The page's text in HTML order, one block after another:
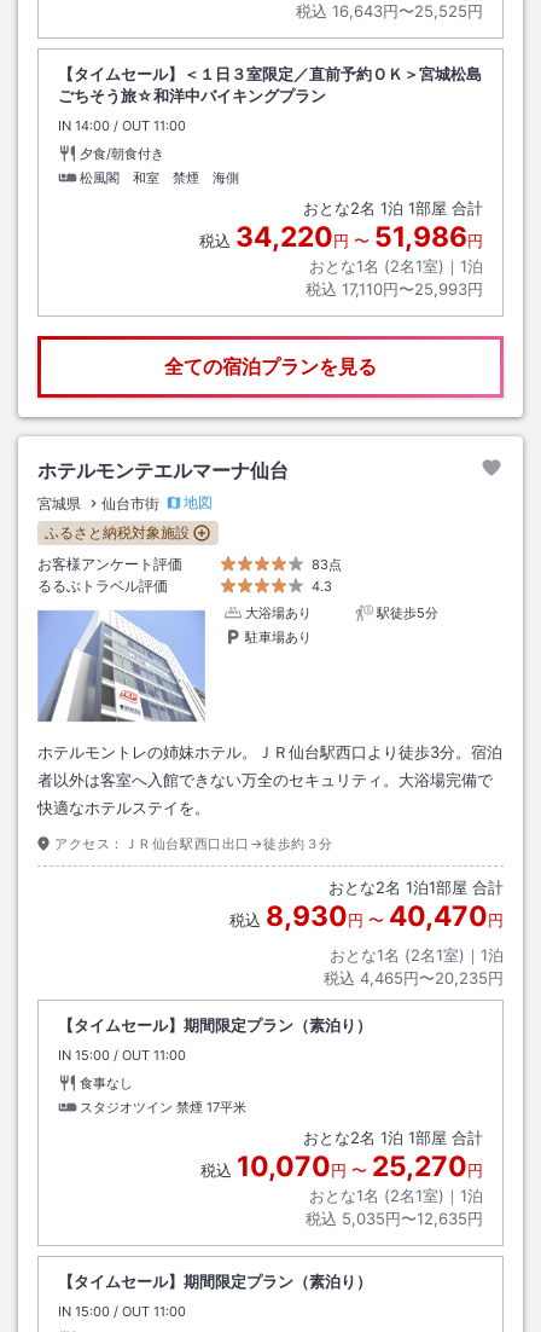
税込 16,643円〜25,525円
【タイムセール】＜１日３室限定／直前予約ＯＫ＞宮城松島
ごちそう旅☆和洋中バイキングプラン
IN チェックイン
14:00 / OUT チェックアウト
11:00
夕食/朝食付き
松風閣 和室 禁煙 海側
おとな2名 1泊 1部屋 合計
税込 34,220円 〜 51,986円
おとな1名 (2名1室)｜ 1泊
税込 17,110円〜25,993円
全ての宿泊プランを見る
ホテルモンテエルマーナ仙台
宮城県 仙台市街
地図
ふるさと納税対象施設
お客様アンケート評価
83点
るるぶトラベル評価
4.3
大浴場あり
駅徒歩5分
駐車場あり
ホテルモントレの姉妹ホテル。ＪＲ仙台駅西口より徒歩3分。宿泊
者以外は客室へ入館できない万全のセキュリティ。大浴場完備で
快適なホテルステイを。
アクセス： ＪＲ仙台駅西口出口→徒歩約３分
おとな2名 1泊1部屋 合計
税込 8,930円 〜 40,470円
おとな1名 (2名1室)｜ 1泊
税込 4,465円〜20,235円
【タイムセール】期間限定プラン（素泊り）
IN チェックイン
15:00 / OUT チェックアウト
11:00
食事なし
スタジオツイン 禁煙 17平米
おとな2名 1泊 1部屋 合計
税込 10,070円 〜 25,270円
おとな1名 (2名1室)｜ 1泊
税込 5,035円〜12,635円
【タイムセール】期間限定プラン（素泊り）
IN チェックイン
15:00 / OUT チェックアウト
11:00